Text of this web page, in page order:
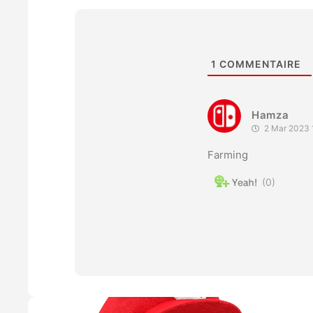
1 COMMENTAIRE
Hamza
2 Mar 2023
Farming
0